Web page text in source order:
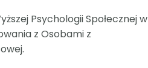
Psychologii Społecznej w
z Osobami z